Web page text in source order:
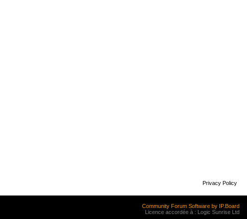
Privacy Policy
Community Forum Software by IP.Board
Licence accordée à : Logic Sunrise Ltd